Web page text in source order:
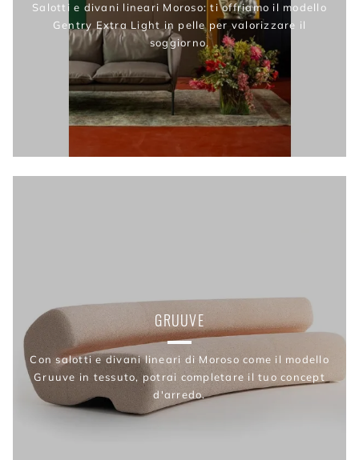
Salotti e divani lineari Moroso: ti offriamo il modello
Gentry Extra Light in pelle per valorizzare il
soggiorno.
GRUUVE
Con salotti e divani lineari di Moroso come il modello
Gruuve in tessuto, potrai completare il tuo concept
d'arredo.